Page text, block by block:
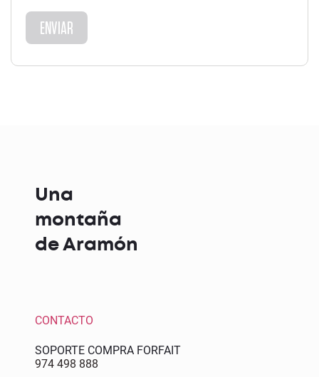
Una
montaña
de Aramón
CONTACTO
SOPORTE COMPRA FORFAIT
974 498 888